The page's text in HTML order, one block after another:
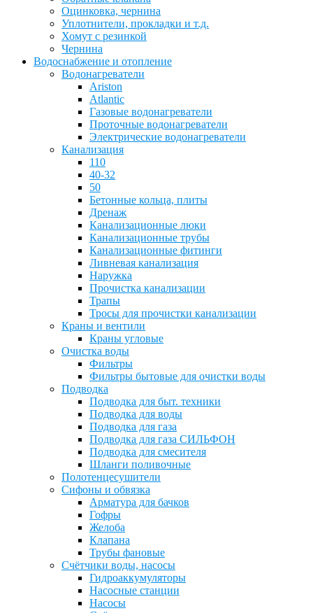
Оцинковка, чернина
Уплотнители, прокладки и т.д.
Хомут с резинкой
Чернина
Водоснабжение и отопление
Водонагреватели
Ariston
Atlantic
Газовые водонагреватели
Проточные водонагреватели
Электрические водонагреватели
Канализация
110
40-32
50
Бетонные кольца, плиты
Дренаж
Канализационные люки
Канализационные трубы
Канализационные фитинги
Ливневая канализация
Наружка
Прочистка канализации
Трапы
Тросы для прочистки канализации
Краны и вентили
Краны угловые
Очистка воды
Фильтры
Фильтры бытовые для очистки воды
Подводка
Подводка для быт. техники
Подводка для воды
Подводка для газа
Подводка для газа СИЛЬФОН
Подводка для смесителя
Шланги поливочные
Полотенцесушители
Сифоны и обвязка
Арматура для бачков
Гофры
Желоба
Клапана
Трубы фановые
Счётчики воды, насосы
Гидроаккумуляторы
Насосные станции
Насосы